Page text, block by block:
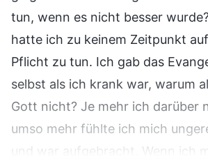
tun, wenn es nicht besser
hatte ich zu keinem Zeitpunkt
Pflicht zu tun. Ich gab das
selbst als ich krank war, warum
Gott nicht? Je mehr ich darüber
umso mehr fühlte ich mich
und war aufgebracht. Wenn ich